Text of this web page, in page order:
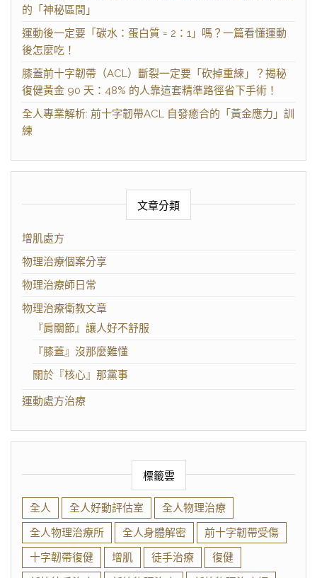
的「神秘區間」
運動後一定要「碳水：蛋白質 = 2：1」嗎？一篇看懂運動
後怎麼吃！
膝蓋前十字韌帶（ACL）斷裂一定要「砍掉重練」？揭秘
復健黃金 90 天：48% 的人靠這套精準路徑省下手術！
全人專業解析: 前十字韌帶ACL 自發癒合的「黃金應力」訓
練
文章分類
增肌處方
物理治療個案分享
物理治療師日常
物理治療衛教文章
『肩關節』讓人好不舒服
『膝蓋』沒那麼難懂
關於『核心』那黨事
運動處方治療
標籤雲
全人 全人好動評估室
全人物理治療
全人物理治療所
全人身體解密
前十字韌帶受傷
十字韌帶復健
增肌 徒手治療
復健